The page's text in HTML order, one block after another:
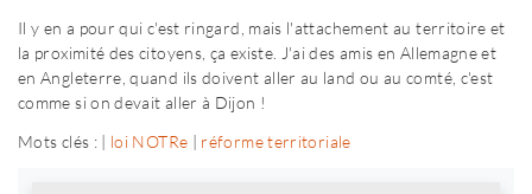
Il y en a pour qui c'est ringard, mais l'attachement au territoire et
la proximité des citoyens, ça existe. J'ai des amis en Allemagne et
en Angleterre, quand ils doivent aller au land ou au comté, c'est
comme si on devait aller à Dijon !
Mots clés : | loi NOTRe | réforme territoriale